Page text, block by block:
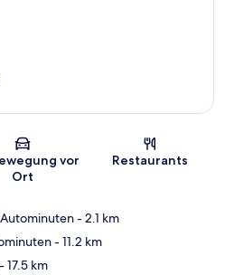
Karte
vor
Ort
Restaurants
- 2.1 km
- 11.2 km
- 17.5 km